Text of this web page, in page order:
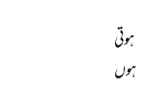
ہوتی
ہوں